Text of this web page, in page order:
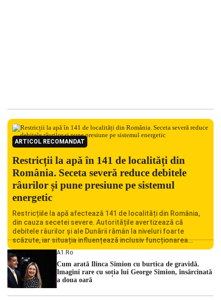
ARTICOL RECOMANDAT
Restricții la apă în 141 de localități din
România. Seceta severă reduce debitele
râurilor și pune presiune pe sistemul
energetic
Restricțiile la apă afectează 141 de localități din România,
din cauza secetei severe. Autoritățile avertizează că
debitele râurilor și ale Dunării rămân la niveluri foarte
scăzute, iar situația influențează inclusiv funcționarea
Centralei Nucleare de la Cernavodă. România se confruntă
cu una dintre cele mai dificile perioade din punct de vedere
hidrologic din ultimii ani. Lipsa […]
A1.ro
Cum arată Ilinca Simion cu burtica de gravidă.
Imagini rare cu soția lui George Simion, însărcinată
a doua oară